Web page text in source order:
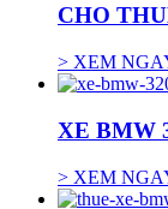
CHO
> XEM
XE BMW
> XEM